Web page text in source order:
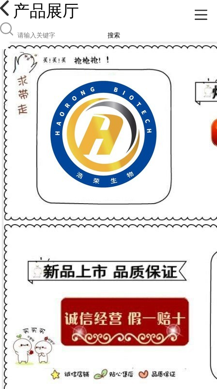
产品展厅
搜索